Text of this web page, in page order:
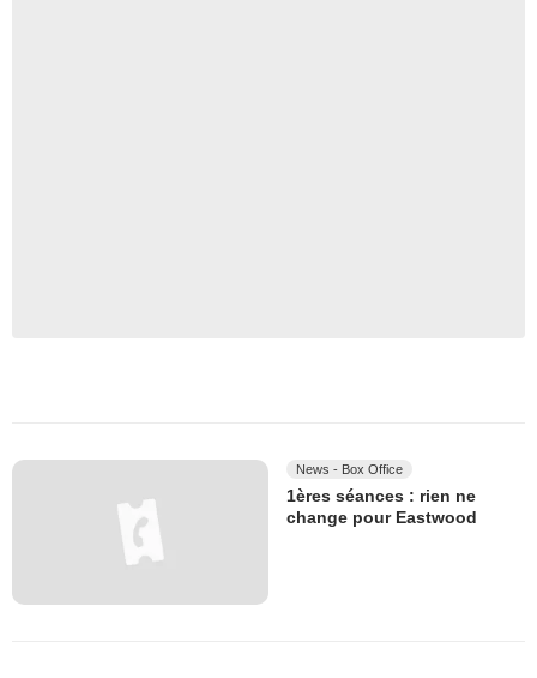
News - Box Office
1ères séances : rien ne
change pour Eastwood